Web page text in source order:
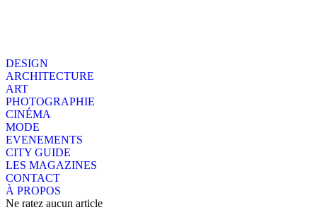
DESIGN
ARCHITECTURE
ART
PHOTOGRAPHIE
CINÉMA
MODE
EVENEMENTS
CITY GUIDE
LES MAGAZINES
CONTACT
À PROPOS
Ne ratez aucun article